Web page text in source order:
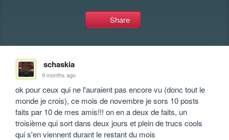
Share
schaskia
9 months ago
ok pour ceux qui ne l'auraient pas encore vu (donc tout le
monde je crois), ce mois de novembre je sors 10 posts
faits par 10 de mes amis!!! on en a deux de faits, un
troisième qui sort dans deux jours et plein de trucs cools
qui s'en viennent durant le restant du mois